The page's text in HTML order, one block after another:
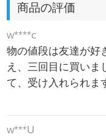
商品の評価
w****c
物の値段は友達が好
え、三回目に買いま
て、受け入れられま
w***U